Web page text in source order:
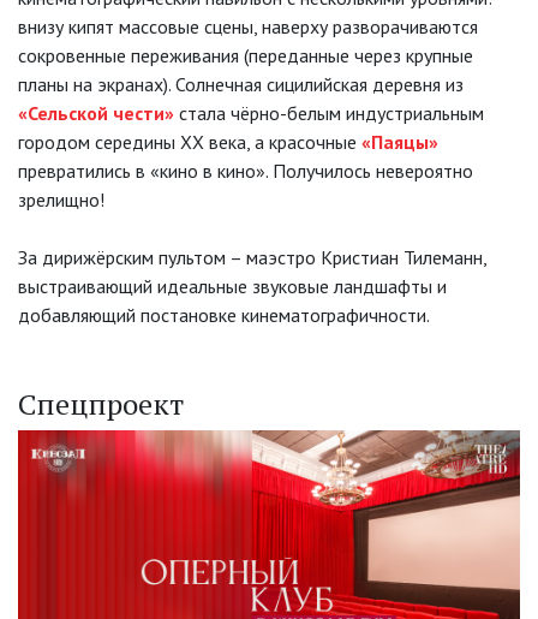
внизу кипят массовые сцены, наверху разворачиваются
сокровенные переживания (переданные через крупные
планы на экранах). Солнечная сицилийская деревня из
«Сельской чести» стала чёрно-белым индустриальным
городом середины XX века, а красочные «Паяцы»
превратились в «кино в кино». Получилось невероятно
зрелищно!
За дирижёрским пультом – маэстро Кристиан Тилеманн,
выстраивающий идеальные звуковые ландшафты и
добавляющий постановке кинематографичности.
Спецпроект